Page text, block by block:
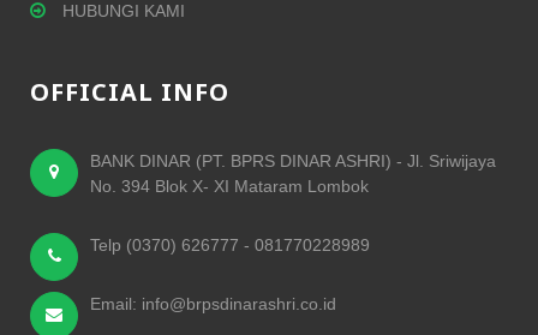
HUBUNGI KAMI
OFFICIAL INFO
BANK DINAR (PT. BPRS DINAR ASHRI) - Jl. Sriwijaya
No. 394 Blok X- XI Mataram Lombok
Telp (0370) 626777 - 081770228989
Email: info@brpsdinarashri.co.id